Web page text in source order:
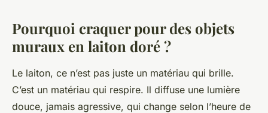
Pourquoi craquer pour des objets
muraux en laiton doré ?
Le laiton, ce n’est pas juste un matériau qui brille.
C’est un matériau qui respire. Il diffuse une lumière
douce, jamais agressive, qui change selon l’heure de